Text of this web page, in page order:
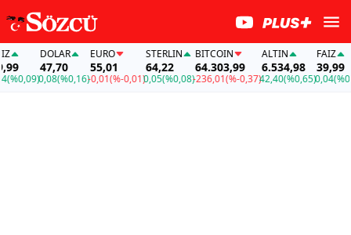
DOLAR
47,70
0,08(%0,16)
EURO
55,01
-0,01(%-0,01)
STERLIN
64,22
0,05(%0,08)
BITCOIN
64.303,99
-236,01(%-0,37)
ALTIN
6.534,98
42,40(%0,65)
FAİZ
39,99
0,04